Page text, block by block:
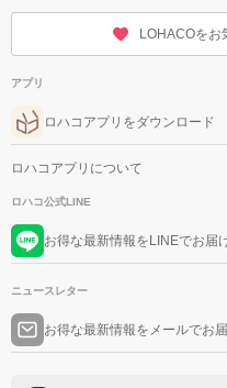
LOHACOをお
アプリ
ロハコアプリをダウンロード
ロハコアプリについて
ロハコ公式LINE
お得な最新情報をLINEでお届
ニュースレター
お得な最新情報をメールでお